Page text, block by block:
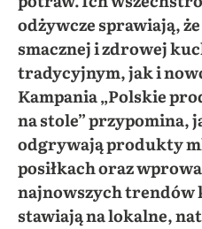
odżywcze sprawiają,
smacznej i zdrowej
tradycyjnym, jak i
Kampania „Polskie
na stole” przypomina,
odgrywają produkty
posiłkach oraz
najnowszych
stawiają na lokalne,